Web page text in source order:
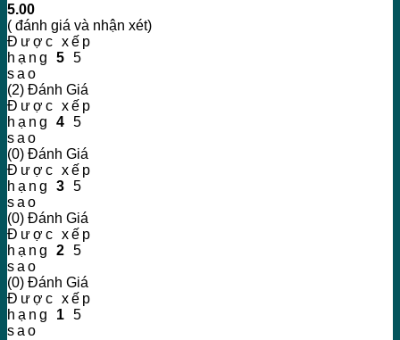
5.00
( đánh giá và nhận xét)
Được xếp
hạng 5 5
sao
(2) Đánh Giá
Được xếp
hạng 4 5
sao
(0) Đánh Giá
Được xếp
hạng 3 5
sao
(0) Đánh Giá
Được xếp
hạng 2 5
sao
(0) Đánh Giá
Được xếp
hạng 1 5
sao